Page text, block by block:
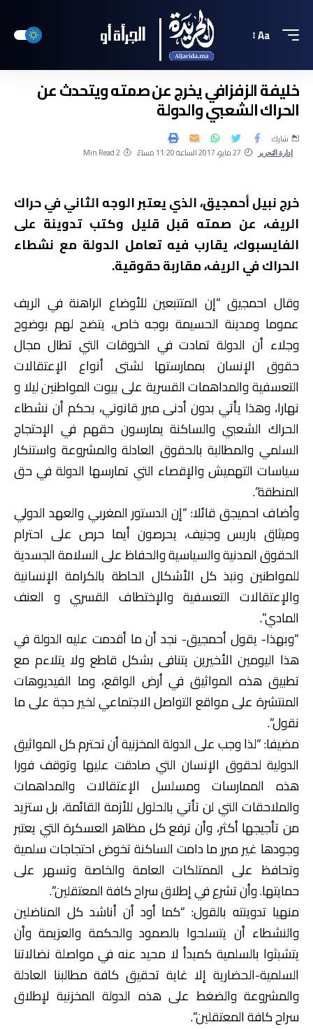
Aa
خليفة الزفزافي يخرج عن صمته ويتحدث عن
الحراك الشعبي والدولة
إدارة التحرير 27 مايو، 2017 الساعة 11:20 مساءً 2 Min Read
شارك
خرج نبيل أحمجيق، الذي يعتبر الوجه الثاني في حراك
الريف، عن صمته قبل قليل وكتب تدوينة على
الفايسبوك، يقارب فيه تعامل الدولة مع نشطاء
الحراك في الريف، مقاربة حقوقية.
وقال احمجيق “إن المتتبعين للأوضاع الراهنة في الريف
عموما ومدينة الحسيمة بوجه خاص، يتضح لهم بوضوح
وجلاء أن الدولة تمادت في الخروقات التي تطال مجال
حقوق الإنسان بممارستها لشتى أنواع الإعتقالات
التعسفية والمداهمات القسرية على بيوت المواطنين ليلا و
نهارا، وهذا يأتي بدون أدنى مبرر قانوني، بحكم أن نشطاء
الحراك الشعبي والساكنة يمارسون حقهم في الإحتجاج
السلمي والمطالبة بالحقوق العادلة والمشروعة واستنكار
سياسات التهميش والإقصاء التي تمارسها الدولة في حق
المنطقة”.
وأضاف احميجق قائلا: “إن الدستور المغربي والعهد الدولي
وميثاق باريس وجنيف، يحرصون أيما حرص على احترام
الحقوق المدنية والسياسية والحفاظ على السلامة الجسدية
للمواطنين ونبذ كل الأشكال الحاطة بالكرامة الإنسانية
والإعتقالات التعسفية والإختطاف القسري و العنف
المادي”.
“وبهذا- يقول أحمجيق- نجد أن ما أقدمت عليه الدولة في
هذا اليومين الأخيرين يتنافى بشكل قاطع ولا يتلاءم مع
تطبيق هذه المواثيق في أرض الواقع، وما الفيديوهات
المنتشرة على مواقع التواصل الاجتماعي لخير حجة على ما
نقول”.
مضيفا: “لذا وجب على الدولة المخزنية أن تحترم كل المواثيق
الدولية لحقوق الإنسان التي صادقت عليها وتوقف فورا
هذه الممارسات ومسلسل الإعتقالات والمداهمات
والملاحقات التي لن تأتي بالحلول للأزمة القائمة، بل ستزيد
من تأجيجها أكثر، وأن ترفع كل مظاهر العسكرة التي يعتبر
وجودها غير مبرر ما دامت الساكنة تخوض احتجاجات سلمية
وتحافظ على الممتلكات العامة والخاصة وتسهر على
حمايتها. وأن تشرع في إطلاق سراح كافة المعتقلين”.
منهيا تدوينته بالقول: “كما أود أن أناشد كل المناضلين
والنشطاء أن يتسلحوا بالصمود والحكمة والعزيمة وأن
يتشبثوا بالسلمية كمبدأ لا محيد عنه في مواصلة نضالاتنا
السلمية-الحضارية إلا غاية تحقيق كافة مطالبنا العادلة
والمشروعة والضغط على هذه الدولة المخزنية لإطلاق
سراح كافة المعتقلين”.